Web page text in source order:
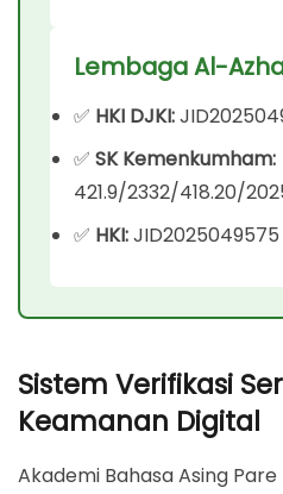
Lembaga Al-
✅ HKI DJKI:
✅ SK Kemenkumham:
421.9/2332/418.20/
✅ HKI:JID2025049575
Sistem Verifikasi
Keamanan Digital
Akademi Bahasa Asing